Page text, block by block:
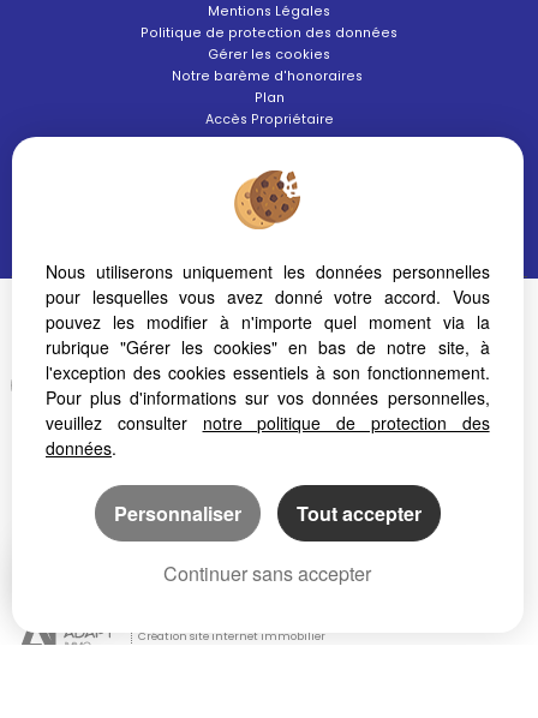
Mentions Légales
Politique de protection des données
Gérer les cookies
Notre barème d'honoraires
Plan
Accès Propriétaire
SUIVEZ-NOUS !
Afin de vous offrir un confort de lecture permanent, depuis votre PC, votre
tablette ou votre smartphone, notre site s'adapte automatiquement aux
différents types d'écrans
Création site internet immobilier
Nous utiliserons uniquement les données personnelles
pour lesquelles vous avez donné votre accord. Vous
pouvez les modifier à n'importe quel moment via la
rubrique "Gérer les cookies" en bas de notre site, à
l'exception des cookies essentiels à son fonctionnement.
Pour plus d'informations sur vos données personnelles,
veuillez consulter notre politique de protection des
données.
Personnaliser Tout accepter
Continuer sans accepter